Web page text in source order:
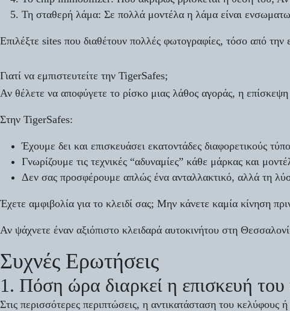
Τη σταθερή λάμα: Σε πολλά μοντέλα η λάμα είναι
Επιλέξτε sites που διαθέτουν πολλές φωτογραφίες, τόσο από
Γιατί να εμπιστευτείτε την TigerSafes;
Αν θέλετε να αποφύγετε το ρίσκο μιας λάθος αγοράς, η
Στην TigerSafes:
Έχουμε δει και επισκευάσει εκατοντάδες διαφορετικούς
Γνωρίζουμε τις τεχνικές “αδυναμίες” κάθε μάρκας και
Δεν σας προσφέρουμε απλώς ένα ανταλλακτικό, αλλά τη
Έχετε αμφιβολία για το κλειδί σας; Μην κάνετε καμία κίνηση
Αν ψάχνετε έναν αξιόπιστο κλειδαρά αυτοκινήτου στη
Συχνές Ερωτήσεις
1. Πόση ώρα διαρκεί η επισκευή του
Στις περισσότερες περιπτώσεις, η αντικατάσταση του